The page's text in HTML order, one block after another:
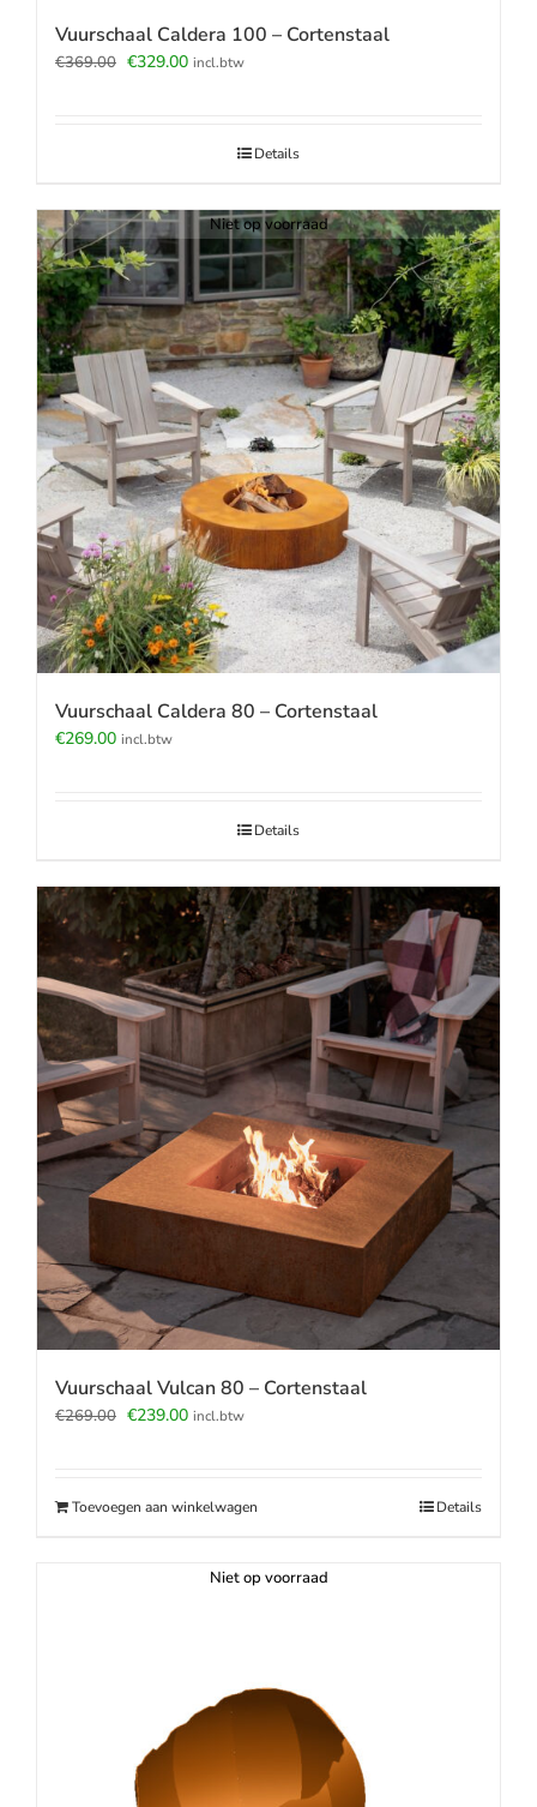
Vuurschaal Caldera 100 – Cortenstaal
€369.00 Oorspronkelijke
€329.00Huidige
incl.btw
Details
Niet op voorraad
Vuurschaal Caldera 80 – Cortenstaal
€269.00 incl.btw
Details
Vuurschaal Vulcan 80 – Cortenstaal
€269.00 Oorspronkelijke
€239.00Huidige
incl.btw
Toevoegen aan winkelwagen Details
Niet op voorraad